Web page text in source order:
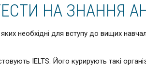
НА ЗНАННЯ
яких необхідні для вступу до вищих
IELTS. Його курирують такі